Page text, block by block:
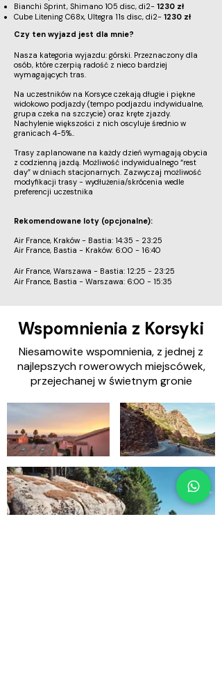
Bianchi Sprint, Shimano 105 disc, di2- 1230 zł
Cube Litening C68x, Ultegra 11s disc, di2- 1230 zł
Czy ten wyjazd jest dla mnie?
Nasza kategoria wyjazdu: górski. Przeznaczony dla
osób, które czerpią radość z nieco bardziej
wymagających tras.
Na uczestników na Korsyce czekają długie i piękne
widokowo podjazdy (tempo podjazdu indywidualne,
grupa czeka na szczycie) oraz kręte zjazdy.
Nachylenie większości z nich oscyluje średnio w
granicach 4-5%..
Trasy zaplanowane na każdy dzień wymagają obycia
z codzienną jazdą. Możliwość indywidualnego “rest
day” w dniach stacjonarnych. Zazwyczaj możliwość
modyfikacji trasy - wydłużenia/skrócenia wedle
preferencji uczestnika
Rekomendowane loty (opcjonalne):
Air France, Kraków - Bastia: 14:35 - 23:25
Air France, Bastia - Kraków: 6:00 - 16:40
Air France, Warszawa - Bastia: 12:25 - 23:25
Air France, Bastia - Warszawa: 6:00 - 15:35
Wspomnienia z Korsyki
Niesamowite wspomnienia, z jednej z
najlepszych rowerowych miejscówek,
przejechanej w świetnym gronie